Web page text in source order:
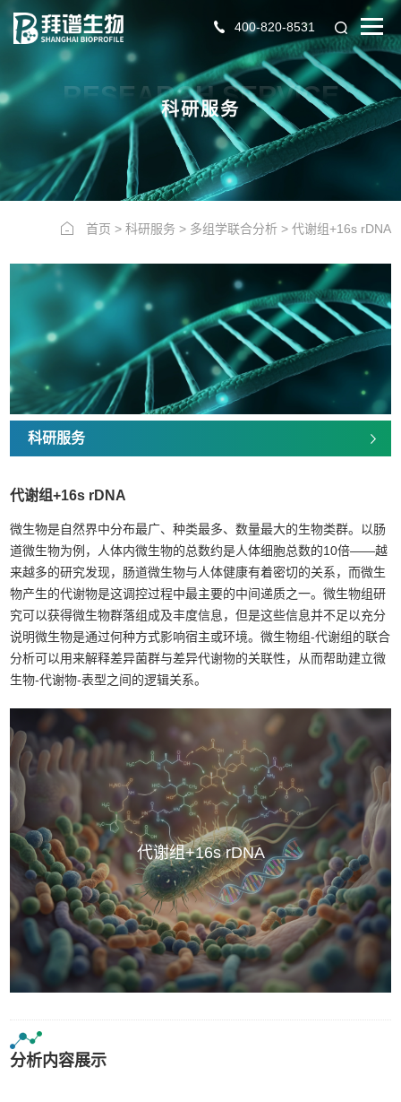
400-820-8531
RESEARCH SERVICE
科研服务
首页 > 科研服务 > 多组学联合分析> 代谢组+16s rDNA
科研服务
代谢组+16s rDNA
微生物是自然界中分布最广、种类最多、数量最大的生物类群。以肠
道微生物为例，人体内微生物的总数约是人体细胞总数的10倍——越
来越多的研究发现，肠道微生物与人体健康有着密切的关系，而微生
物产生的代谢物是这调控过程中最主要的中间递质之一。微生物组研
究可以获得微生物群落组成及丰度信息，但是这些信息并不足以充分
说明微生物是通过何种方式影响宿主或环境。微生物组-代谢组的联合
分析可以用来解释差异菌群与差异代谢物的关联性，从而帮助建立微
生物-代谢物-表型之间的逻辑关系。
代谢组+16s rDNA
分析内容展示